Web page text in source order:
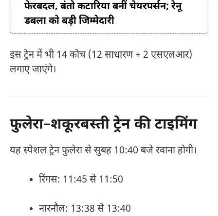
फेरबदल, बंतो कटारिया बनीं चेयरपर्सन; रेनू
डबला को बड़ी जिम्मेदारी
इस ट्रेन में भी 14 कोच (12 साधारण + 2 एसएलआर)
लगाए जाएंगे।
फुलेरा–शकूरबस्ती ट्रेन की टाइमिंग
यह स्पेशल ट्रेन फुलेरा से सुबह 10:40 बजे रवाना होगी।
रिंगस: 11:45 से 11:50
नारनौल: 13:38 से 13:40